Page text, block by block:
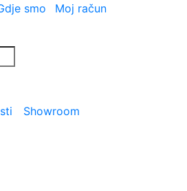
smo Moj račun
Showroom